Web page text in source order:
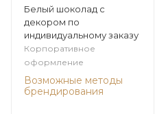
Белый шоколад с
декором по
индивидуальному заказу
Корпоративное
оформление
Возможные методы
брендирования